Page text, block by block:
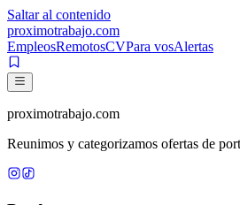
Saltar al contenido
proximotrabajo.com
EmpleosRemotosCVPara vosAlertas
proximotrabajo.com
Reunimos y categorizamos ofertas de